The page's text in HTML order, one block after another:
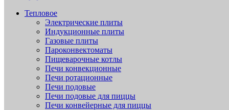
Тепловое
Электрические плиты
Индукционные плиты
Газовые плиты
Пароконвектоматы
Пищеварочные котлы
Печи конвекционные
Печи ротационные
Печи подовые
Печи подовые для пиццы
Печи конвейерные для пиццы